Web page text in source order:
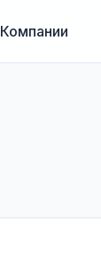
Компании